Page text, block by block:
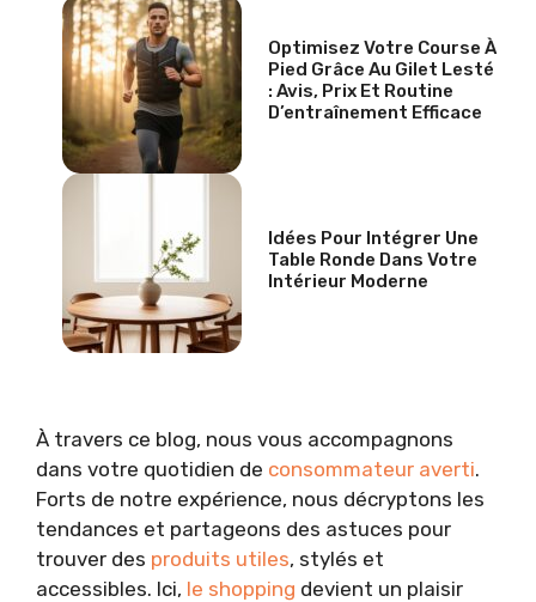
Optimisez Votre Course À
Pied Grâce Au Gilet Lesté
: Avis, Prix Et Routine
D’entraînement Efficace
Idées Pour Intégrer Une
Table Ronde Dans Votre
Intérieur Moderne
À travers ce blog, nous vous accompagnons
dans votre quotidien de consommateur averti.
Forts de notre expérience, nous décryptons les
tendances et partageons des astuces pour
trouver des produits utiles, stylés et
accessibles. Ici, le shopping devient un plaisir